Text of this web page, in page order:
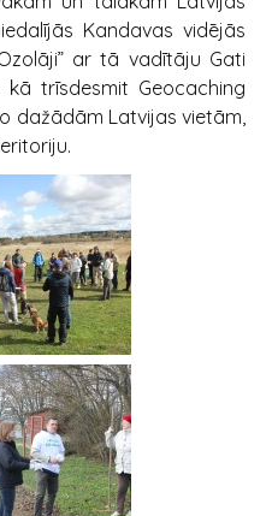
Kandavas vidējās
ar tā vadītāju Gati
trīsdesmit Geocaching
dažādām Latvijas vietām,